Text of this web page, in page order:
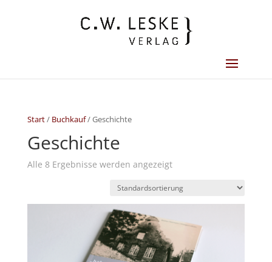
Start/ Buchkauf/ Geschichte
Geschichte
Alle 8 Ergebnisse werden angezeigt